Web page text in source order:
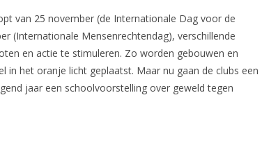
van 25 november (de Internationale Dag voor de
(Internationale Mensenrechtendag), verschillende
en actie te stimuleren. Zo worden gebouwen en
in het oranje licht geplaatst. Maar nu gaan de clubs een
jaar een schoolvoorstelling over geweld tegen